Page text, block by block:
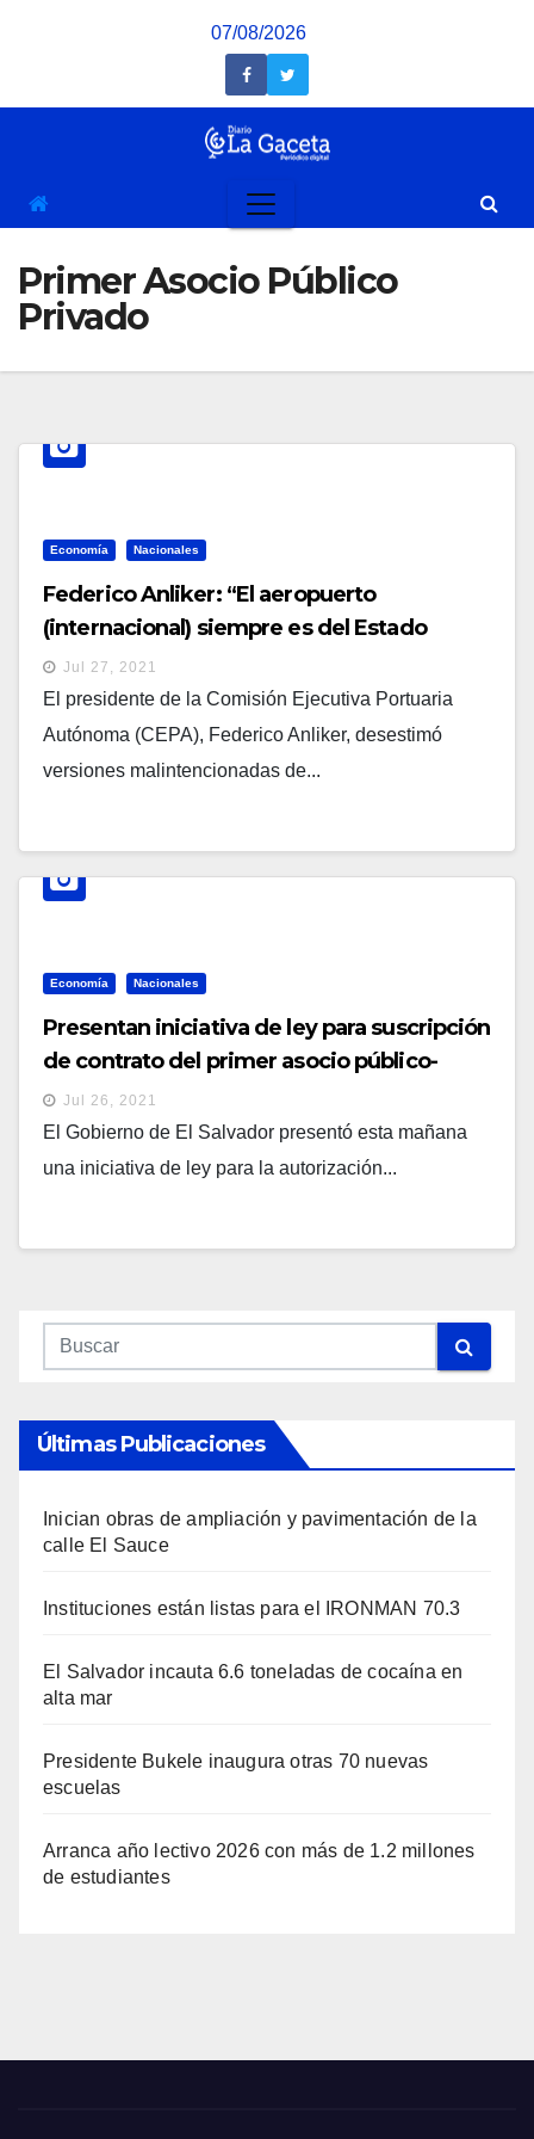
07/08/2026
Primer Asocio Público
Privado
Economía Nacionales
Federico Anliker: “El aeropuerto
(internacional) siempre es del Estado
salvadoreño y lo va a seguir siendo”
Jul 27, 2021
El presidente de la Comisión Ejecutiva Portuaria
Autónoma (CEPA), Federico Anliker, desestimó
versiones malintencionadas de...
Economía Nacionales
Presentan iniciativa de ley para suscripción
de contrato del primer asocio público-
privado en El Salvador
Jul 26, 2021
El Gobierno de El Salvador presentó esta mañana
una iniciativa de ley para la autorización...
Últimas Publicaciones
Inician obras de ampliación y pavimentación de la
calle El Sauce
Instituciones están listas para el IRONMAN 70.3
El Salvador incauta 6.6 toneladas de cocaína en
alta mar
Presidente Bukele inaugura otras 70 nuevas
escuelas
Arranca año lectivo 2026 con más de 1.2 millones
de estudiantes